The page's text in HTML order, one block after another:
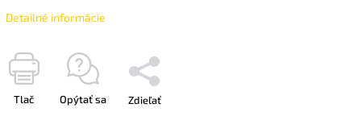
Detailné informácie
Tlač Opýtať sa Zdieľať